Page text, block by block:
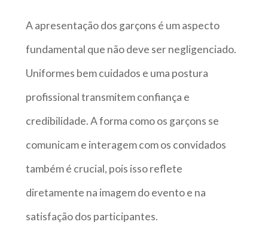
A apresentação dos garçons é um aspecto
fundamental que não deve ser negligenciado.
Uniformes bem cuidados e uma postura
profissional transmitem confiança e
credibilidade. A forma como os garçons se
comunicam e interagem com os convidados
também é crucial, pois isso reflete
diretamente na imagem do evento e na
satisfação dos participantes.